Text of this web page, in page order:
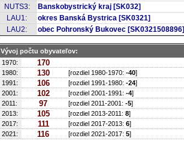
NUTS3:
Banskobystrický kraj [SK032]
LAU1:
okres Banská Bystrica [SK0321]
LAU2:
obec Pohronský Bukovec [SK0321508896]
Vývoj počtu obyvateľov:
1970:
170
1980: 130 [rozdiel 1980-1970: -40]
1991:
106 [rozdiel 1991-1980: -24]
2001:
102 [rozdiel 2001-1991: -4]
2011:
97 [rozdiel 2011-2001: -5]
2013:
105 [rozdiel 2013-2011: 8]
2017:
111 [rozdiel 2017-2013: 6]
2021:
116 [rozdiel 2021-2017: 5]